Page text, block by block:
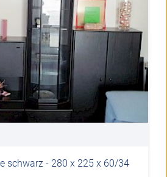
schwarz - 280 x 225 x 60/34